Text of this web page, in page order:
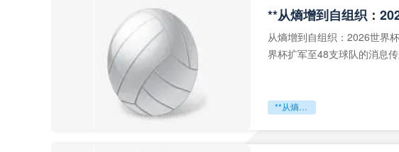
从熵增到自组织：2026世界
界杯扩军至48支球队的消息
**从熵增到自组织：2026世界杯小组赛战术系统的演化密码**